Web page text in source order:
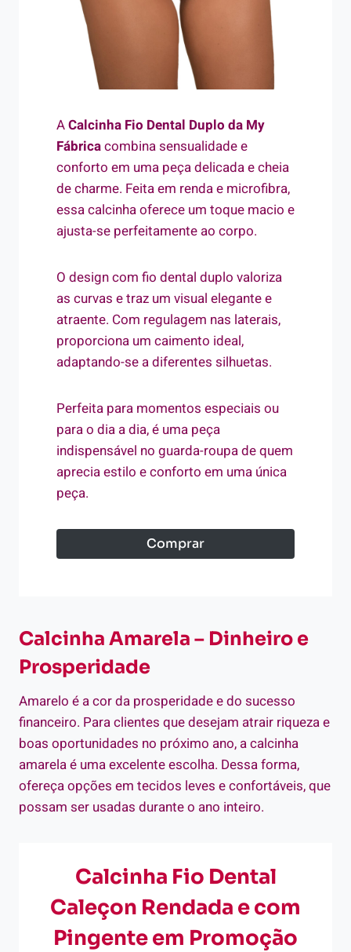
ACalcinha Fio Dental Duplo da My
Fábricacombina sensualidade e
conforto em uma peça delicada e cheia
de charme. Feita em renda e microfibra,
essa calcinha oferece um toque macio e
ajusta-se perfeitamente ao corpo.
O design com fio dental duplo valoriza
as curvas e traz um visual elegante e
atraente. Com regulagem nas laterais,
proporciona um caimento ideal,
adaptando-se a diferentes silhuetas.
Perfeita para momentos especiais ou
para o dia a dia, é uma peça
indispensável no guarda-roupa de quem
aprecia estilo e conforto em uma única
peça.
Comprar
Calcinha Amarela – Dinheiro e
Prosperidade
Amarelo é a cor da prosperidade e do sucesso
financeiro. Para clientes que desejam atrair riqueza e
boas oportunidades no próximo ano, a calcinha
amarela é uma excelente escolha. Dessa forma,
ofereça opções em tecidos leves e confortáveis, que
possam ser usadas durante o ano inteiro.
Calcinha Fio Dental
Caleçon Rendada e com
Pingente em Promoção